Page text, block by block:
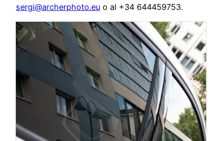
sergi@archerphoto.eu o al +34 644459753.